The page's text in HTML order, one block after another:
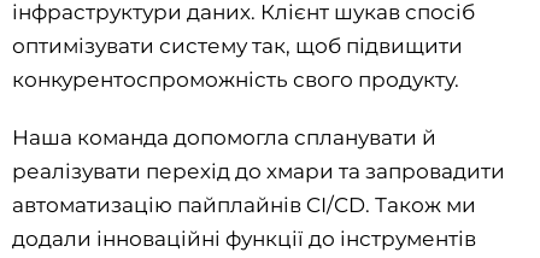
інфраструктури даних. Клієнт шукав спосіб
оптимізувати систему так, щоб підвищити
конкурентоспроможність свого продукту.
Наша команда допомогла спланувати й
реалізувати перехід до хмари та запровадити
автоматизацію пайплайнів CI/CD. Також ми
додали інноваційні функції до інструментів